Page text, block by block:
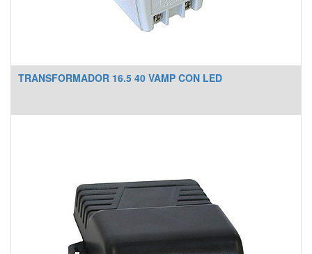
TRANSFORMADOR 16.5 40 VAMP CON LED